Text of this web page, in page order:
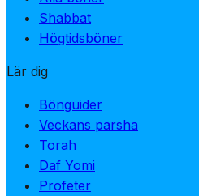
Shabbat
Högtidsböner
Lär dig
Bönguider
Veckans parsha
Torah
Daf Yomi
Profeter